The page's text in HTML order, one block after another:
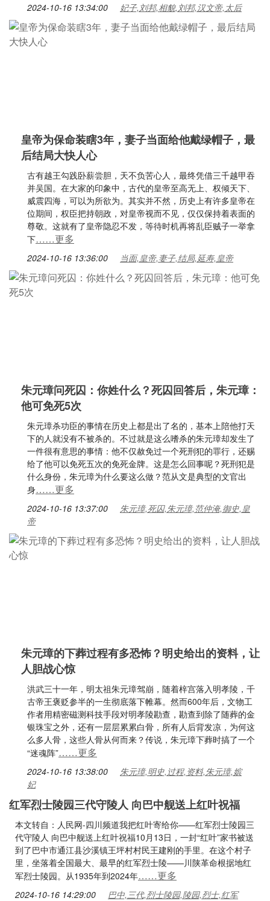
2024-10-16 13:34:00 妃子,刘邦,相貌,刘邦,汉文帝,太后
皇帝为保命装瞎3年，妻子当面给他戴绿帽子，最
后结局大快人心
古有越王勾践卧薪尝胆，天不负苦心人，最终凭借三千越甲吞
并吴国。在大家的印象中，古代的皇帝至高无上、权倾天下、
威震四海，可以为所欲为。其实并不然，历史上有许多皇帝在
位期间，权臣把持朝政，对皇帝视而不见，仅仅保持着表面的
尊敬。这就有了皇帝隐忍不发，等待时机再将乱臣贼子一举拿
下……更多
2024-10-16 13:36:00 当面,皇帝,妻子,结局,延寿,皇帝
朱元璋问死囚：你姓什么？死囚回答后，朱元璋：
他可免死5次
朱元璋杀功臣的事情在历史上都是出了名的，基本上陪他打天
下的人就没有不被杀的。不过就是这么嗜杀的朱元璋却发生了
一件很有意思的事情：他不仅赦免过一个死刑犯的罪行，还赐
给了他可以免死五次的免死金牌。这是怎么回事呢？死刑犯是
什么身份，朱元璋为什么要这么做？范从文是典型的文官出
身……更多
2024-10-16 13:37:00
朱元璋,死囚,朱元璋,范仲淹,御史,皇
帝
朱元璋的下葬过程有多恐怖？明史给出的资料，让
人胆战心惊
洪武三十一年，明太祖朱元璋驾崩，随着梓宫落入明孝陵，千
古帝王褒贬参半的一生彻底落下帷幕。然而600年后，文物工
作者用精密磁测科技手段对明孝陵勘查，勘查到除了随葬的金
银珠宝之外，还有一层层累累白骨，所有人后背发凉，为何这
么多人骨，这些人骨从何而来？传说，朱元璋下葬时搞了一个
“迷魂阵”……更多
2024-10-16 13:38:00
朱元璋,明史,过程,资料,朱元璋,嫔
妃
红军烈士陵园三代守陵人 向巴中舰送上红叶祝福
本文转自：人民网-四川频道我把红叶寄给你——红军烈士陵园三
代守陵人 向巴中舰送上红叶祝福10月13日，一封“红叶”家书被送
到了巴中市通江县沙溪镇王坪村村民王建刚的手里。在这个村子
里，坐落着全国最大、最早的红军烈士陵——川陕革命根据地红
军烈士陵园。从1935年到2024年……更多
2024-10-16 14:29:00 巴中,三代,烈士陵园,陵园,烈士,红军